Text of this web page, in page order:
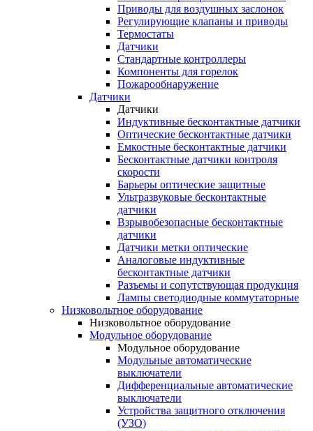
Приводы для воздушных заслонок
Регулирующие клапаны и приводы
Термостаты
Датчики
Стандартные контроллеры
Компоненты для горелок
Пожарообнаружение
Датчики
Датчики
Индуктивные бесконтактные датчики
Оптические бесконтактные датчики
Емкостные бесконтактные датчики
Бесконтактные датчики контроля
скорости
Барьеры оптические защитные
Ультразвуковые бесконтактные
датчики
Взрывобезопасные бесконтактные
датчики
Датчики метки оптические
Аналоговые индуктивные
бесконтактные датчики
Разъемы и сопутствующая продукция
Лампы светодиодные коммутаторные
Низковольтное оборудование
Низковольтное оборудование
Модульное оборудование
Модульное оборудование
Модульные автоматические
выключатели
Дифференциальные автоматические
выключатели
Устройства защитного отключения
(УЗО)